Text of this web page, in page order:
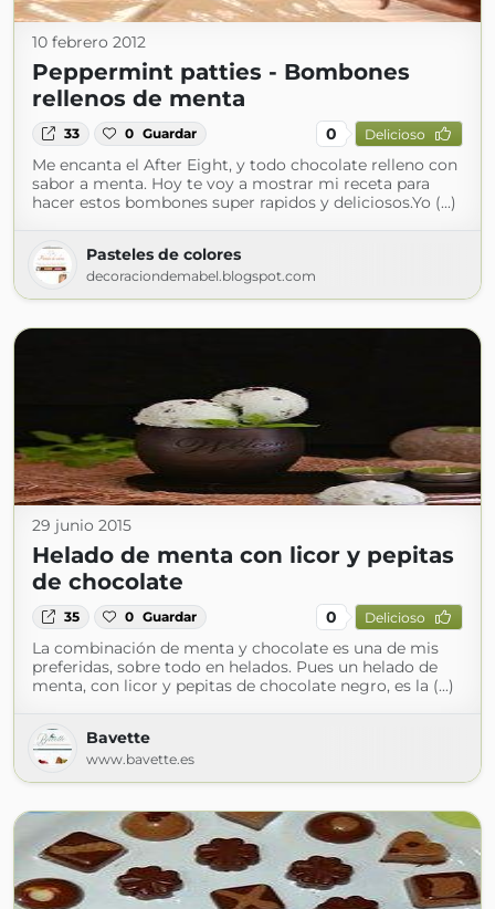
10 febrero 2012
Peppermint patties - Bombones
rellenos de menta
33 0 Guardar 0 Delicioso
Me encanta el After Eight, y todo chocolate relleno con
sabor a menta. Hoy te voy a mostrar mi receta para
hacer estos bombones super rapidos y deliciosos.Yo (...)
Pasteles de colores
decoraciondemabel.blogspot.com
29 junio 2015
Helado de menta con licor y pepitas
de chocolate
35 0 Guardar 0 Delicioso
La combinación de menta y chocolate es una de mis
preferidas, sobre todo en helados. Pues un helado de
menta, con licor y pepitas de chocolate negro, es la (...)
Bavette
www.bavette.es